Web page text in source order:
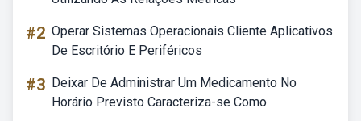
#2 Operar Sistemas Operacionais Cliente Aplicativos
De Escritório E Periféricos
#3 Deixar De Administrar Um Medicamento No
Horário Previsto Caracteriza-se Como